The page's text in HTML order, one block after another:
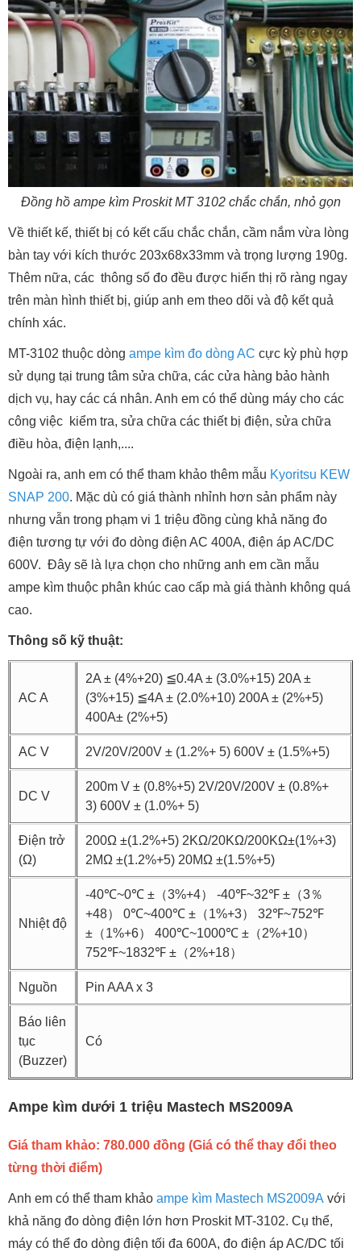
Đồng hồ ampe kìm Proskit MT 3102 chắc chắn, nhỏ gọn
Về thiết kế, thiết bị có kết cấu chắc chắn, cầm nắm vừa lòng
bàn tay với kích thước 203x68x33mm và trọng lượng 190g.
Thêm nữa, các thông số đo đều được hiển thị rõ ràng ngay
trên màn hình thiết bị, giúp anh em theo dõi và độ kết quả
chính xác.
MT-3102 thuộc dòng ampe kìm đo dòng AC cực kỳ phù hợp
sử dụng tại trung tâm sửa chữa, các cửa hàng bảo hành
dịch vụ, hay các cá nhân. Anh em có thể dùng máy cho các
công việc kiểm tra, sửa chữa các thiết bị điện, sửa chữa
điều hòa, điện lạnh,....
Ngoài ra, anh em có thể tham khảo thêm mẫu Kyoritsu KEW
SNAP 200. Mặc dù có giá thành nhỉnh hơn sản phẩm này
nhưng vẫn trong phạm vi 1 triệu đồng cùng khả năng đo
điện tương tự với đo dòng điện AC 400A, điện áp AC/DC
600V. Đây sẽ là lựa chọn cho những anh em cần mẫu
ampe kìm thuộc phân khúc cao cấp mà giá thành không quá
cao.
Thông số kỹ thuật:
AC A
2A ± (4%+20) ≦0.4A ± (3.0%+15) 20A ±
(3%+15) ≦4A ± (2.0%+10) 200A ± (2%+5)
400A± (2%+5)
AC V 2V/20V/200V ± (1.2%+ 5) 600V ± (1.5%+5)
DC V
200m V ± (0.8%+5) 2V/20V/200V ± (0.8%+
3) 600V ± (1.0%+ 5)
Điện trở
(Ω)
200Ω ±(1.2%+5) 2KΩ/20KΩ/200KΩ±(1%+3)
2MΩ ±(1.2%+5) 20MΩ ±(1.5%+5)
Nhiệt độ
-40℃~0℃ ±（3%+4） -40℉~32℉ ±（3％
+48） 0℃~400℃ ±（1%+3） 32℉~752℉
±（1%+6） 400℃~1000℃ ±（2%+10）
752℉~1832℉ ±（2%+18）
Nguồn Pin AAA x 3
Báo liên
tục
(Buzzer)
Có
Ampe kìm dưới 1 triệu Mastech MS2009A
Giá tham khảo: 780.000 đồng (Giá có thể thay đổi theo
từng thời điểm)
Anh em có thể tham khảo ampe kìm Mastech MS2009A với
khả năng đo dòng điện lớn hơn Proskit MT-3102. Cụ thể,
máy có thể đo dòng điện tối đa 600A, đo điện áp AC/DC tối